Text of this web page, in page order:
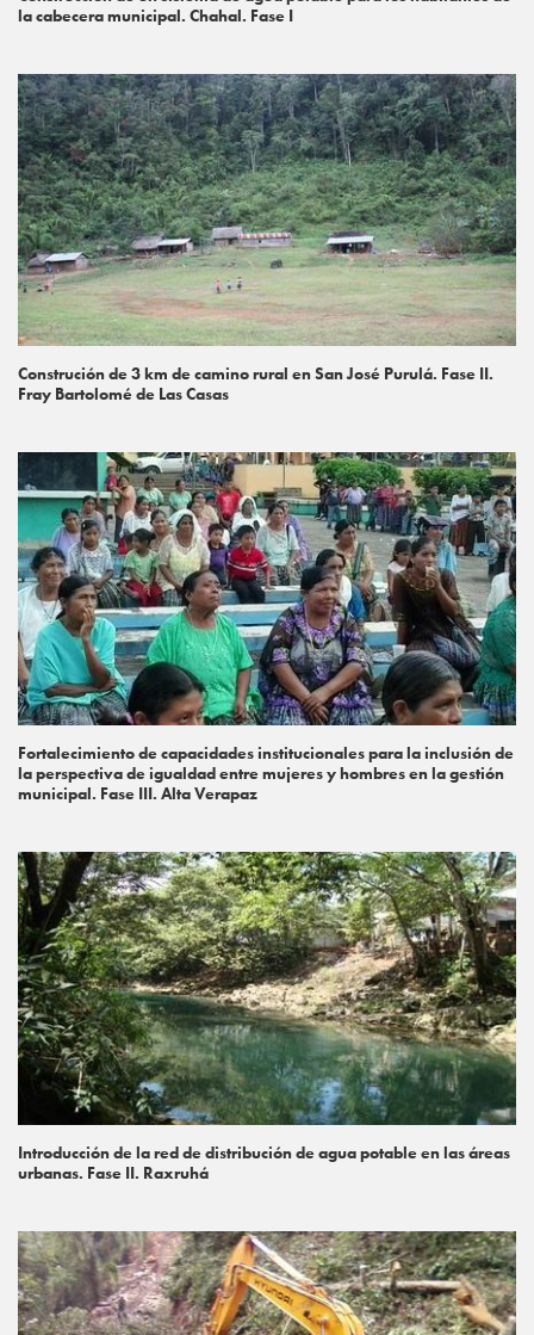
la cabecera municipal. Chahal. Fase I
Construción de 3 km de camino rural en San José Purulá. Fase II.
Fray Bartolomé de Las Casas
Fortalecimiento de capacidades institucionales para la inclusión de
la perspectiva de igualdad entre mujeres y hombres en la gestión
municipal. Fase III. Alta Verapaz
Introducción de la red de distribución de agua potable en las áreas
urbanas. Fase II. Raxruhá